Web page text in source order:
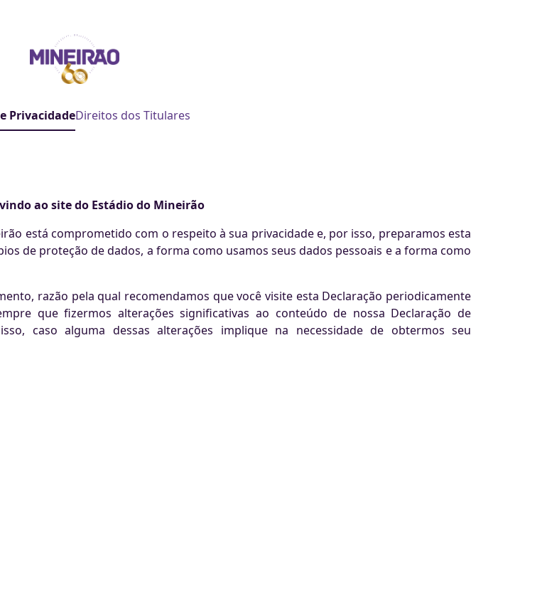
PrivacidadeDireitos dos Titulares
ao site do Estádio do Mineirão
está comprometido com o respeito à sua privacidade e, por isso, preparamos esta
de proteção de dados, a forma como usamos seus dados pessoais e a forma como
razão pela qual recomendamos que você visite esta Declaração periodicamente
que fizermos alterações significativas ao conteúdo de nossa Declaração de
caso alguma dessas alterações implique na necessidade de obtermos seu